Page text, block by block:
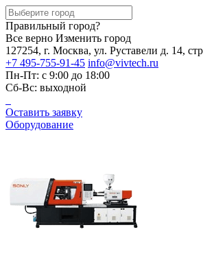
Правильный город?
Все верно Изменить город
127254, г. Москва, ул. Руставели д. 14,
+7 495-755-91-45 info@vivtech.ru
Пн-Пт: с 9:00 до 18:00
Сб-Вс: выходной
Оставить заявку
Оборудование